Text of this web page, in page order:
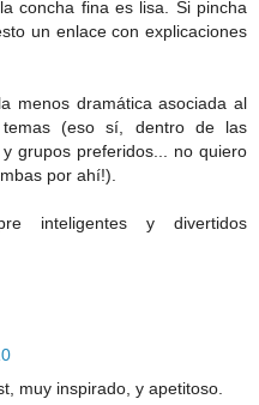
concha fina es lisa. Si pincha
un enlace con explicaciones
menos dramática asociada al
(eso sí, dentro de las
grupos preferidos... no quiero
por ahí!).
inteligentes y divertidos
muy inspirado, y apetitoso.